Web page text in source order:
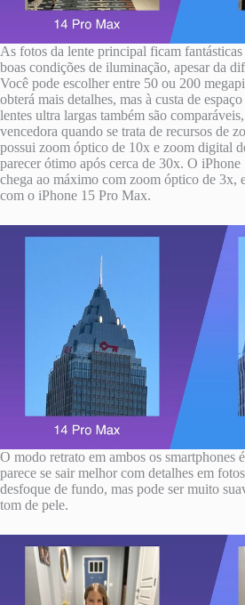
As fotos da lente principal ficam
boas condições de iluminação, apesar da
Você pode escolher entre 50 ou 200
obterá mais detalhes, mas à custa de
lentes ultra largas também são
vencedora quando se trata de recursos de
possui zoom óptico de 10x e zoom digital
parecer ótimo após cerca de 30x. O
chega ao máximo com zoom óptico de 3x,
com o iPhone 15 Pro Max.
O modo retrato em ambos os smartphones
parece se sair melhor com detalhes em
desfoque de fundo, mas pode ser muito
tom de pele.